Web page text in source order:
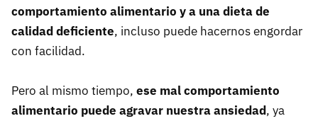
comportamiento alimentario y a una dieta de
calidad deficiente, incluso puede hacernos engordar
con facilidad.
Pero al mismo tiempo, ese mal comportamiento
alimentario puede agravar nuestra ansiedad, ya